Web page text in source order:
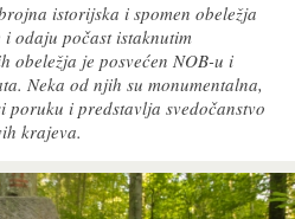
istorijska i spomen obeležja
odaju počast istaknutim
obeležja je posvećen NOB-u i
Neka od njih su monumentalna,
poruku i predstavlja svedočanstvo
krajeva.